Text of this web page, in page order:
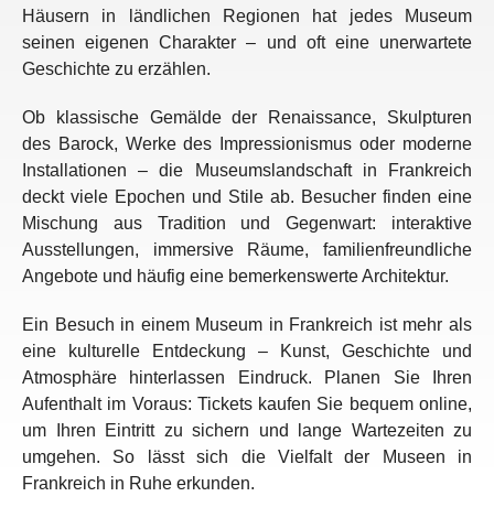
Häusern in ländlichen Regionen hat jedes Museum
seinen eigenen Charakter – und oft eine unerwartete
Geschichte zu erzählen.
Ob klassische Gemälde der Renaissance, Skulpturen
des Barock, Werke des Impressionismus oder moderne
Installationen – die Museumslandschaft in Frankreich
deckt viele Epochen und Stile ab. Besucher finden eine
Mischung aus Tradition und Gegenwart: interaktive
Ausstellungen, immersive Räume, familienfreundliche
Angebote und häufig eine bemerkenswerte Architektur.
Ein Besuch in einem Museum in Frankreich ist mehr als
eine kulturelle Entdeckung – Kunst, Geschichte und
Atmosphäre hinterlassen Eindruck. Planen Sie Ihren
Aufenthalt im Voraus: Tickets kaufen Sie bequem online,
um Ihren Eintritt zu sichern und lange Wartezeiten zu
umgehen. So lässt sich die Vielfalt der Museen in
Frankreich in Ruhe erkunden.